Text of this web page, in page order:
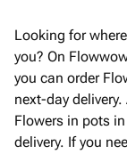
Looking for
you? On
you can order
next-day
Flowers in pots
delivery. If you